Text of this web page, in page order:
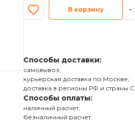
В корзину -
Способы доставки:
самовывоз;
курьерская доставка по Москве;
доставка в регионы РФ и страны
Способы оплаты:
наличный расчет;
безналичный расчет.